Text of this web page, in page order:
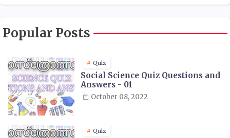
Popular Posts
Quiz
Social Science Quiz Questions and
Answers - 01
October 08, 2022
Quiz